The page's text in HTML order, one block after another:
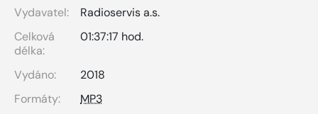
Vydavatel:
Radioservis a.s.
Celková
délka:
01:37:17 hod.
Vydáno:
2018
Formáty:
MP3